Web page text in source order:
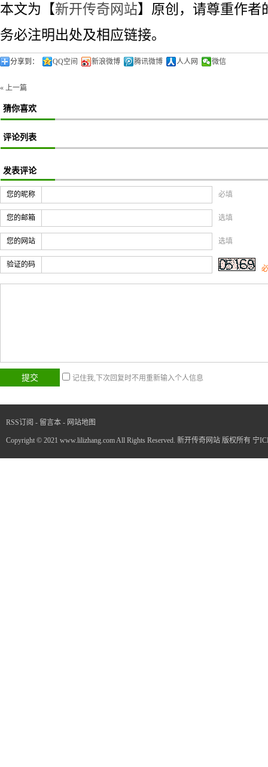
本文为【新开传奇网站】原创，请尊重作者
务必注明出处及相应链接。
分享到： QQ空间 新浪微博 腾讯微博 人人网 微信
« 上一篇
猜你喜欢
评论列表
发表评论
您的昵称 必填
您的邮箱 选填
您的网站 选填
验证的码
记住我,下次回复时不用重新输入个人信息
RSS订阅 - 留言本 - 网站地图
Copyright © 2021 www.lilizhang.com All Rights Reserved. 新开传奇网站 版权所有 宁